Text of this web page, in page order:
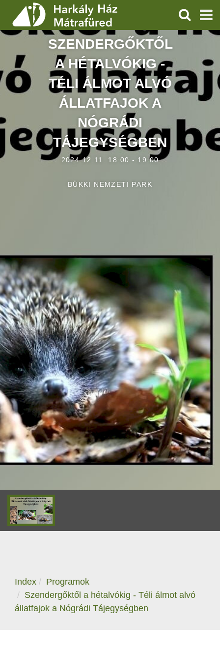
SZOLGÁLTATÁSOK
PROGRAMOK
HÍREK
ÁRAK, NYITVATARTÁS
KERESÉS
SZENDERGŐKTŐL
A HÉTALVÓKIG -
TÉLI ÁLMOT ALVÓ
ÁLLATFAJOK A
NÓGRÁDI
TÁJEGYSÉGBEN
2024.12.11. 18:00 - 19:00
BÜKKI NEMZETI PARK
Index
Programok
Szendergőktől a hétalvókig - Téli álmot alvó
állatfajok a Nógrádi Tájegységben